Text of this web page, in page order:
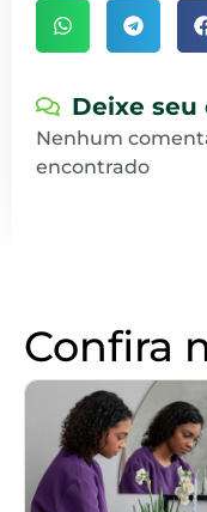
Deixe
Nenhum
encontrado
Confira